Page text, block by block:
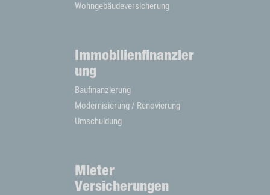
Wohngebäudeversicherung
Immobilienfinanzier
ung
Baufinanzierung
Modernisierung / Renovierung
Umschuldung
Mieter
Versicherungen